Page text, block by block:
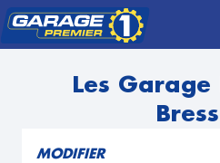
Les
MODIFIER